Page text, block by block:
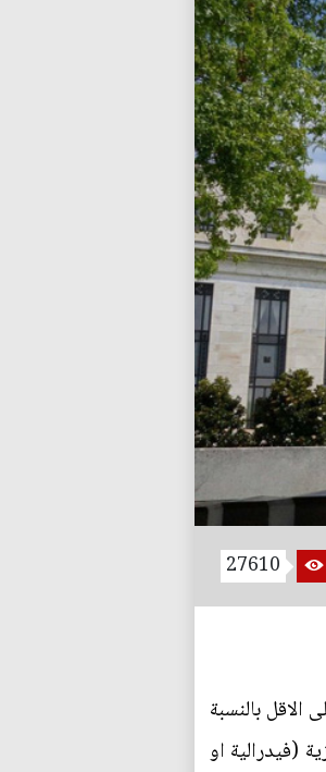
27610
بالنسبة
(فيدرالية او